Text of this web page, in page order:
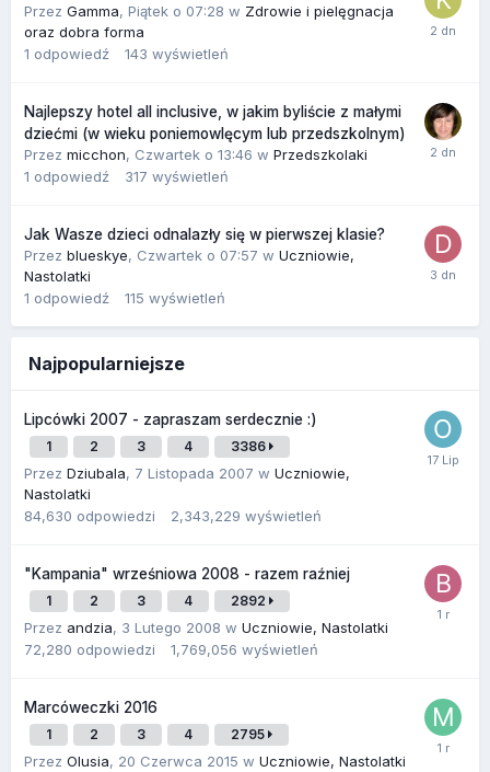
Przez Gamma, Piątek o 07:28 w Zdrowie i pielęgnacja
oraz dobra forma
1 odpowiedź 143 wyświetleń
Najlepszy hotel all inclusive, w jakim byliście z małymi
dziećmi (w wieku poniemowlęcym lub przedszkolnym)
Przez micchon, Czwartek o 13:46 w Przedszkolaki
1 odpowiedź 317 wyświetleń
Jak Wasze dzieci odnalazły się w pierwszej klasie?
Przez blueskye, Czwartek o 07:57 w Uczniowie,
Nastolatki
1 odpowiedź 115 wyświetleń
Najpopularniejsze
Lipcówki 2007 - zapraszam serdecznie :)
1 2 3 4 3386
Przez Dziubala, 7 Listopada 2007 w Uczniowie,
Nastolatki
84,630 odpowiedzi 2,343,229 wyświetleń
"Kampania" wrześniowa 2008 - razem raźniej
1 2 3 4 2892
Przez andzia, 3 Lutego 2008 w Uczniowie, Nastolatki
72,280 odpowiedzi 1,769,056 wyświetleń
Marcóweczki 2016
1 2 3 4 2795
Przez Olusia, 20 Czerwca 2015 w Uczniowie, Nastolatki